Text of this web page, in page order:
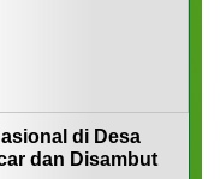
di Desa
dan Disambut